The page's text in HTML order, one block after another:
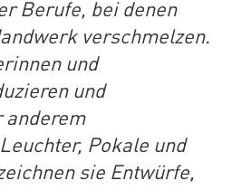
Berufe, bei denen
verschmelzen.
und
und
anderem
Pokale und
sie Entwürfe,